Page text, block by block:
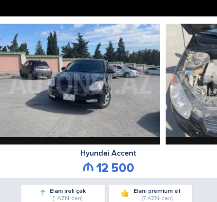
Hyundai Accent
12 500
Elanı irəli çək
(1 AZN-dən)
Elanı premium et
(7 AZN-dən)